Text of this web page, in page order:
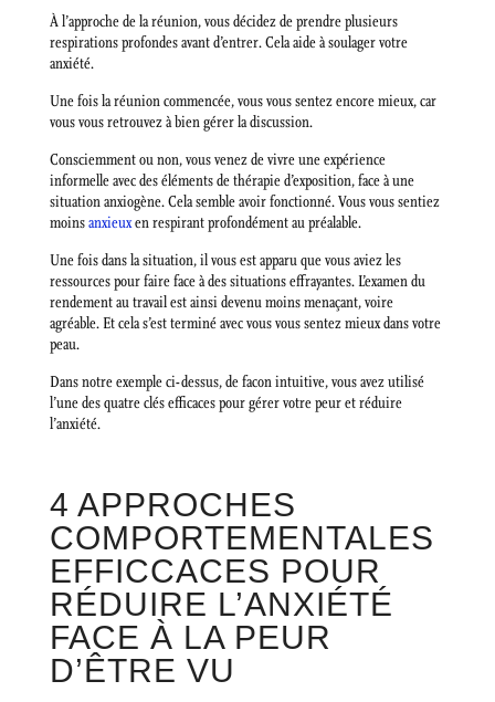
À l’approche de la réunion, vous décidez de prendre plusieurs
respirations profondes avant d’entrer. Cela aide à soulager votre
anxiété.
Une fois la réunion commencée, vous vous sentez encore mieux, car
vous vous retrouvez à bien gérer la discussion.
Consciemment ou non, vous venez de vivre une expérience
informelle avec des éléments de thérapie d’exposition, face à une
situation anxiogène. Cela semble avoir fonctionné. Vous vous sentiez
moinsanxieuxen respirant profondément au préalable.
Une fois dans la situation, il vous est apparu que vous aviez les
ressources pour faire face à des situations effrayantes. L’examen du
rendement au travail est ainsi devenu moins menaçant, voire
agréable. Et cela s’est terminé avec vous vous sentez mieux dans votre
peau.
Dans notre exemple ci-dessus, de facon intuitive, vous avez utilisé
l’une des quatre clés efficaces pour gérer votre peur et réduire
l’anxiété.
4 APPROCHES
COMPORTEMENTALES
EFFICCACES POUR
RÉDUIRE L’ANXIÉTÉ
FACE À LA PEUR
D’ÊTRE VU